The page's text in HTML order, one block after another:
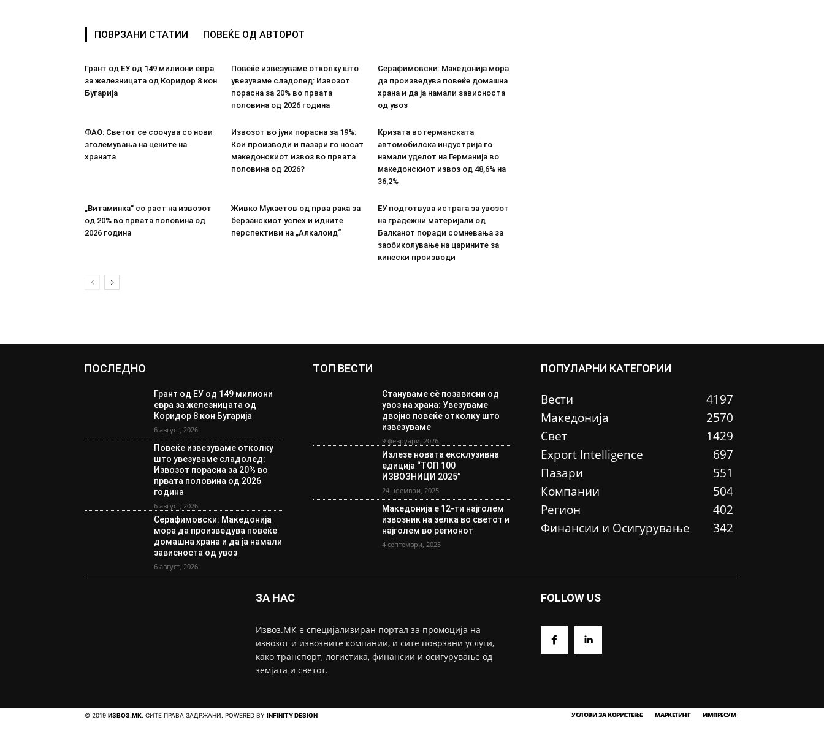
ПОВРЗАНИ СТАТИИ ПОВЕЌЕ ОД АВТОРОТ
Грант од ЕУ од 149 милиони евра
за железницата од Коридор 8 кон
Бугарија
Повеќе извезуваме отколку што
увезуваме сладолед: Извозот
порасна за 20% во првата
половина од 2026 година
Серафимовски: Македонија мора
да произведува повеќе домашна
храна и да ја намали зависноста
од увоз
ФАО: Светот се соочува со нови
зголемувања на цените на
храната
Извозот во јуни порасна за 19%:
Кои производи и пазари го носат
македонскиот извоз во првата
половина од 2026?
Кризата во германската
автомобилска индустрија го
намали уделот на Германија во
македонскиот извоз од 48,6% на
36,2%
„Витаминка“ со раст на извозот
од 20% во првата половина од
2026 година
Живко Мукаетов од прва рака за
берзанскиот успех и идните
перспективи на „Алкалоид“
ЕУ подготвува истрага за увозот
на градежни материјали од
Балканот поради сомневања за
заобиколување на царините за
кинески производи
ПОСЛЕДНО
Грант од ЕУ од 149 милиони
евра за железницата од
Коридор 8 кон Бугарија
6 август, 2026
Повеќе извезуваме отколку
што увезуваме сладолед:
Извозот порасна за 20% во
првата половина од 2026
година
6 август, 2026
Серафимовски: Македонија
мора да произведува повеќе
домашна храна и да ја намали
зависноста од увоз
6 август, 2026
ТОП ВЕСТИ
Стануваме сè позависни од
увоз на храна: Увезуваме
двојно повеќе отколку што
извезуваме
9 февруари, 2026
Излезе новата ексклузивна
едиција “ТОП 100
ИЗВОЗНИЦИ 2025”
24 ноември, 2025
Македонија е 12-ти најголем
извозник на зелка во светот и
најголем во регионот
4 септември, 2025
ПОПУЛАРНИ КАТЕГОРИИ
Вести
4197
Македонија
2570
Свет
1429
Еxport Intelligence
697
Пазари
551
Компании
504
Регион
402
Финансии и Осигурување
342
ЗА НАС
Извоз.МК е специјализиран портал за промоција на
извозот и извозните компании, и сите поврзани услуги,
како транспорт, логистика, финансии и осигурување од
земјата и светот.
FOLLOW US
© 2019 ИЗВОЗ.МК. СИТЕ ПРАВА ЗАДРЖАНИ. POWERED BY INFINITY DESIGN УСЛОВИ ЗА КОРИСТЕЊЕ МАРКЕТИНГ ИМПРЕСУМ